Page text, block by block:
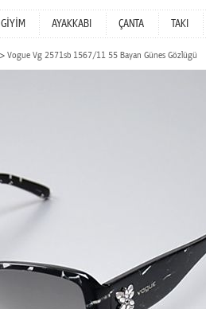
GİYİM AYAKKABI ÇANTA TAKI
Vogue Vg 2571sb 1567/11 55 Bayan Günes Gözlügü